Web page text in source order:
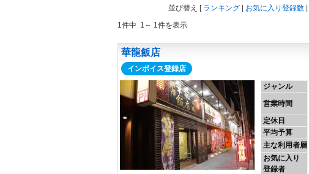
お気に入り登録数
ランキング
[
並び替え
1件中 1～ 1件を表示
華龍飯店
インボイス登録店
ジャンル
営業時間
定休日
平均予算
主な利用者層
お気に入り
登録者